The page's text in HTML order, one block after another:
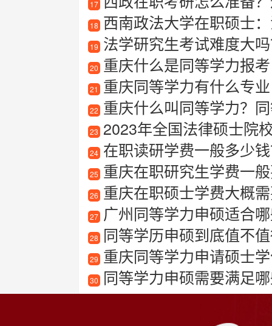
17
18 西南政法大学在职硕士
19 法学研究生考试难度大
20 重庆什么是同等学力报考
21 重庆同等学力有什么专业
22 重庆什么叫同等学力？
23 2023年全国法律硕士院校最新
24 在职读研学费一般多少
25 重庆在职研究生学费一
26 重庆在职硕士学费大概需
27 广州同等学力申硕适合
28 同等学历申硕到底值不
29 重庆同等学力申请硕士
30 同等学力申硕需要满足